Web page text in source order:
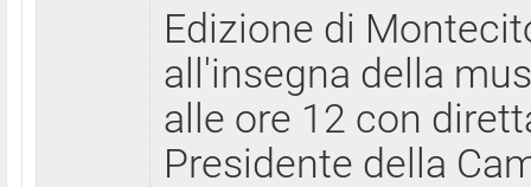
Edizione di
all'insegna della
alle ore 12 con
Presidente della